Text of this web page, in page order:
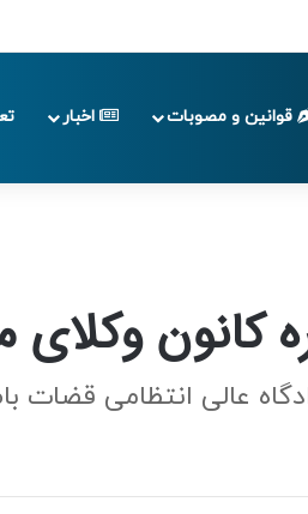
قوانین و مصوبات اخبار
وکلای
عالی انتظامی قضات